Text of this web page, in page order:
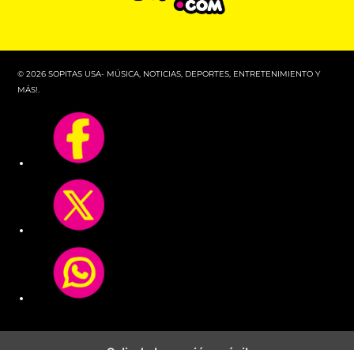
© 2026 SOPITAS USA- MÚSICA, NOTICIAS, DEPORTES, ENTRETENIMIENTO Y
MÁS!.